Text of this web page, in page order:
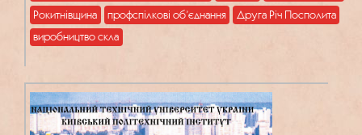
Рокитнівщина
профспілкові об’єднання
Друга Річ Посполита
виробництво скла